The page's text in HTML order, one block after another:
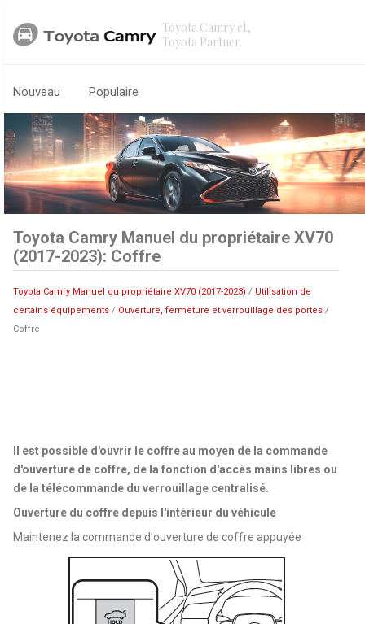
Toyota Camry et,
Toyota Partner.
Nouveau Populaire
Toyota Camry Manuel du propriétaire XV70
(2017-2023): Coffre
Toyota Camry Manuel du propriétaire XV70 (2017-2023) / Utilisation de
certains équipements / Ouverture, fermeture et verrouillage des portes /
Coffre
Il est possible d'ouvrir le coffre au moyen de la commande
d'ouverture de coffre, de la fonction d'accès mains libres ou
de la télécommande du verrouillage centralisé.
Ouverture du coffre depuis l'intérieur du véhicule
Maintenez la commande d'ouverture de coffre appuyée